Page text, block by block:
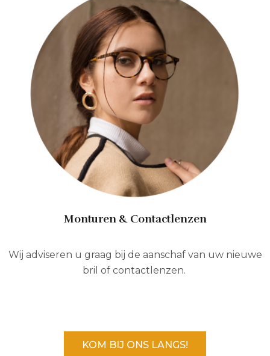
Monturen & Contactlenzen
Wij adviseren u graag bij de aanschaf van uw nieuwe
bril of contactlenzen.
KOM BIJ ONS LANGS!